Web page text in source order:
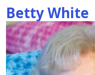
Betty White